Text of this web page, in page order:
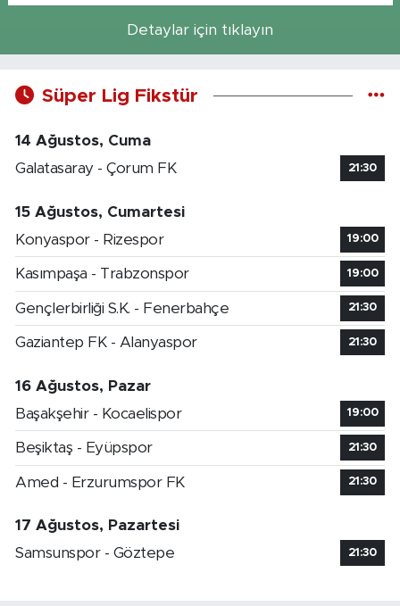
Detaylar için tıklayın
Süper Lig Fikstür
14 Ağustos, Cuma
Galatasaray - Çorum FK
21:30
15 Ağustos, Cumartesi
Konyaspor - Rizespor
19:00
Kasımpaşa - Trabzonspor 19:00
Gençlerbirliği S.K. - Fenerbahçe 21:30
Gaziantep FK - Alanyaspor 21:30
16 Ağustos, Pazar
Başakşehir - Kocaelispor
19:00
Beşiktaş - Eyüpspor 21:30
Amed - Erzurumspor FK 21:30
17 Ağustos, Pazartesi
Samsunspor - Göztepe
21:30